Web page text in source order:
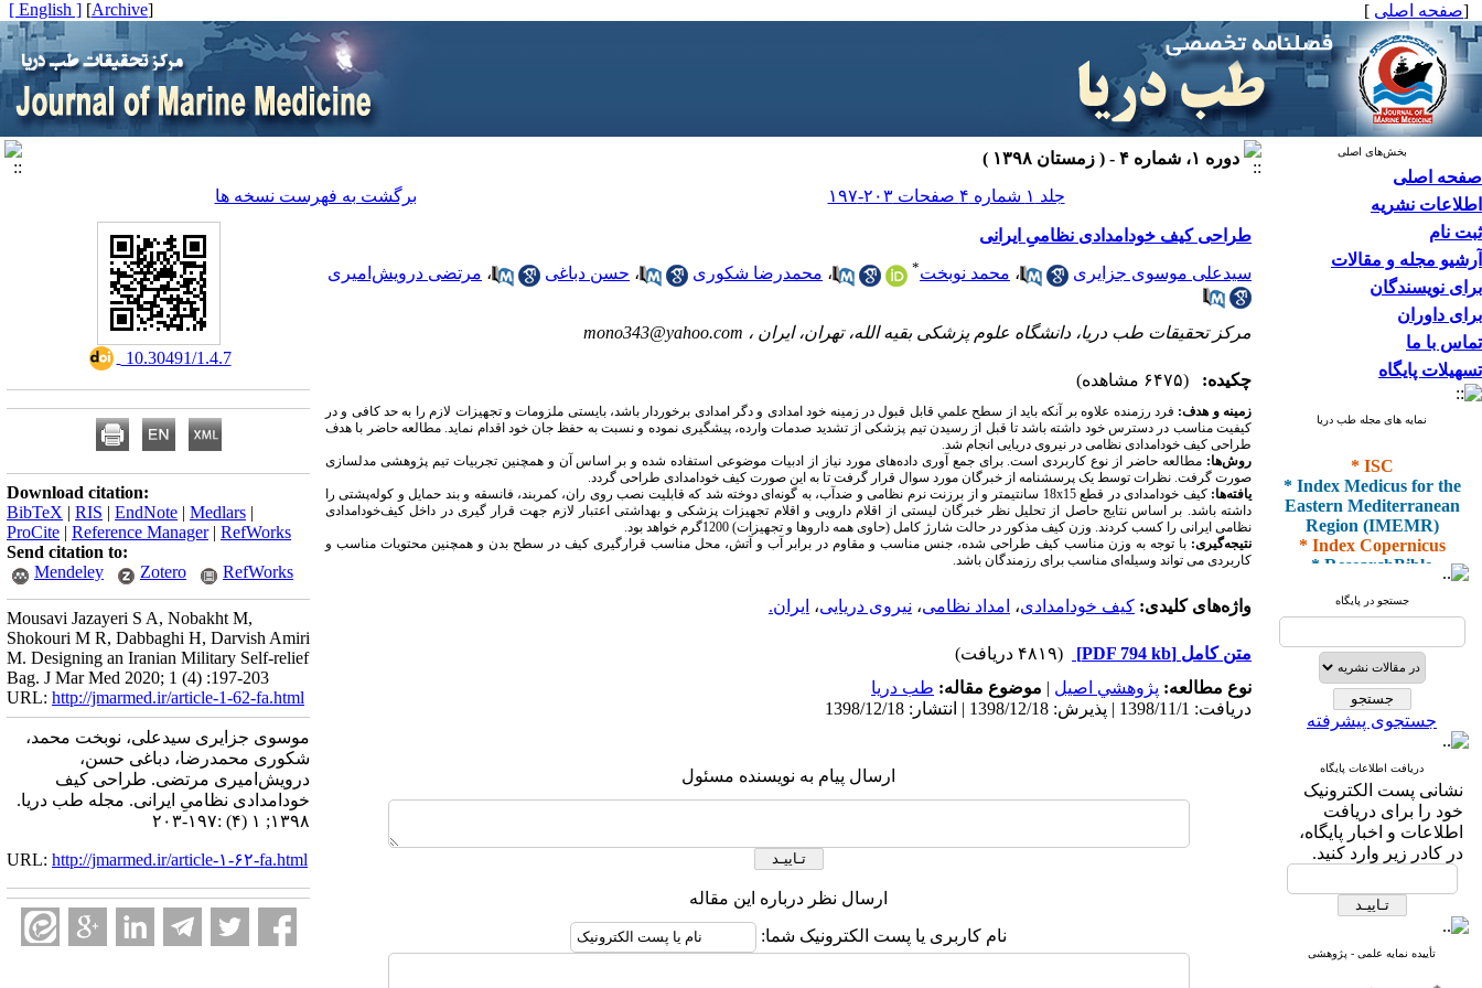
[صفحه اصلی ]
[
Archive
]
[ English ]
بخش‌های اصلی
صفحه اصلی
اطلاعات نشریه
ثبت نام
آرشیو مجله و مقالات
برای نویسندگان
برای داوران
تماس با ما
تسهیلات پایگاه
نمایه های مجله طب دریا
* ISC
* Index Medicus for the
Eastern Mediterranean
Region (IMEMR)
* Index Copernicus
* ResearchBible
* I2OR
* ROAD
* Scientific Indexing
Services
* SID
* Magiran
* Google Scholar
و دارای رتبه علمی
پژوهشی
از کمیسیون نشریات
وزارت بهداشت و درمان
* Index Medicus for the
جستجو در پایگاه
جستجوی پیشرفته
دریافت اطلاعات پایگاه
نشانی پست الکترونیک
خود را برای دریافت
اطلاعات و اخبار پایگاه،
در کادر زیر وارد کنید.
تأییده نمایه علمی - پژوهشی
دوره ۱، شماره ۴ - ( زمستان ۱۳۹۸ )
جلد ۱ شماره ۴ صفحات ۲۰۳-۱۹۷
برگشت به فهرست نسخه ها
طراحی کیف خودامدادی نظامیِ ایرانی
سیدعلی موسوی جزایری ، محمد نوبخت* ، محمدرضا شکوری ، حسن دباغی ، مرتضی درویش‌امیری
مرکز تحقیقات طب دریا، دانشگاه علوم پزشکی بقیه الله، تهران، ایران ، mono343@yahoo.com
چکیده: (۶۴۷۵ مشاهده)
زمینه و هدف: فرد رزمنده علاوه بر آنکه باید از سطح علمیِ قابل قبول در زمینه‌ خود امدادی و دگر امدادی برخوردار باشد، بایستی ملزومات و تجهیزات لازم را به حد کافی و در
کیفیت مناسب در دسترس خود داشته باشد تا قبل از رسیدن تیم پزشکی از تشدید صدمات وارده، پیشگیری نموده و نسبت به حفظ جان خود اقدام نماید. مطالعه حاضر با هدف
طراحی کیف خودامدادی نظامی در نیروی دریایی انجام شد.
روشها: مطالعه حاضر از نوع کاربردی است. برای جمع آوری داده‌های مورد نیاز از ادبیات موضوعی استفاده شده و بر اساس آن و همچنین تجربیات تیم پژوهشی مدلسازی
صورت گرفت. نظرات توسط ‌یک پرسشنامه از خبرگان مورد سوال قرار گرفت تا به ‌این صورت کیف خودامدادی طراحی گردد.
یافته‌ها:کیف خودامدادی در قطع 15 x
18 سانتیمتر و از برزنت نرم نظامی و ضدآب، به گونه‌ای دوخته شد که قابلیت نصب روی ران، کمربند، فانسقه و بند حمایل و کوله‌پشتی را
داشته باشد. بر اساس نتایج حاصل از تحلیل نظر خبرگان لیستی از اقلام دارویی و اقلام تجهیزات پزشکی و بهداشتی اعتبار لازم جهت قرار گیری در داخل کیف‌خودامدادی
نظامی ایرانی را کسب کردند. وزن کیف مذکور در حالت شارژ کامل (حاوی همه داروها و تجهیزات) 1200گرم خواهد بود.
نتیجه‌گیری: با توجه به وزن مناسب کیف طراحی شده، جنس مناسب و مقاوم در برابر آب و آتش، محل مناسب قرارگیری کیف در سطح بدن و همچنین محتویات مناسب و
کاربردی می تواند وسیله‌ای مناسب برای رزمندگان باشد.
واژه‌های کلیدی: کیف خودامدادی، امداد نظامی، نیروی دریایی، ایران.
متن کامل [PDF 794 kb]
(۴۸۱۹ دریافت)
نوع مطالعه: پژوهشي اصیل | موضوع مقاله: طب دریا
دریافت: 1398/11/1 | پذیرش: 1398/12/18 | انتشار: 1398/12/18
ارسال پیام به نویسنده مسئول
ارسال نظر درباره این مقاله
نام کاربری یا پست الکترونیک شما:
‎ 10.30491/1.4.7
Download citation:
BibTeX | RIS | EndNote | Medlars |
ProCite | Reference Manager| RefWorks
Send citation to:
Mendeley
Zotero RefWorks
Mousavi Jazayeri S A, Nobakht M,
Shokouri M R, Dabbaghi H, Darvish Amiri
M. Designing an Iranian Military Self-relief
Bag. J Mar Med 2020; 1 (4) :197-203
URL: http://jmarmed.ir/article-1-62-fa.html
موسوی جزایری سیدعلی، نوبخت محمد،
شکوری محمدرضا، دباغی حسن،
درویش‌امیری مرتضی. طراحی کیف
خودامدادی نظامیِ ایرانی. مجله طب دریا.
۱۳۹۸; ۱ (۴) :۱۹۷-۲۰۳
URL: http://jmarmed.ir/article-۱-۶۲-fa.html